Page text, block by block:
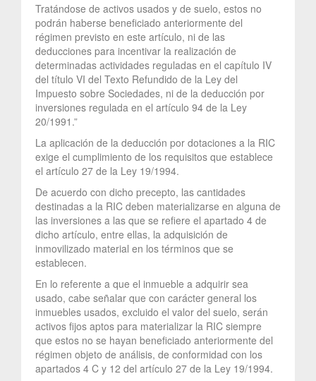
Tratándose de activos usados y de suelo, estos no
podrán haberse beneficiado anteriormente del
régimen previsto en este artículo, ni de las
deducciones para incentivar la realización de
determinadas actividades reguladas en el capítulo IV
del título VI del Texto Refundido de la Ley del
Impuesto sobre Sociedades, ni de la deducción por
inversiones regulada en el artículo 94 de la Ley
20/1991.”
La aplicación de la deducción por dotaciones a la RIC
exige el cumplimiento de los requisitos que establece
el artículo 27 de la Ley 19/1994.
De acuerdo con dicho precepto, las cantidades
destinadas a la RIC deben materializarse en alguna de
las inversiones a las que se refiere el apartado 4 de
dicho artículo, entre ellas, la adquisición de
inmovilizado material en los términos que se
establecen.
En lo referente a que el inmueble a adquirir sea
usado, cabe señalar que con carácter general los
inmuebles usados, excluido el valor del suelo, serán
activos fijos aptos para materializar la RIC siempre
que estos no se hayan beneficiado anteriormente del
régimen objeto de análisis, de conformidad con los
apartados 4 C y 12 del artículo 27 de la Ley 19/1994.